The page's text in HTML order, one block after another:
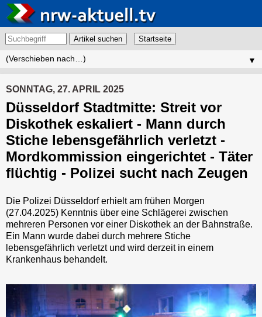
Artikel suchen
▼
SONNTAG, 27. APRIL 2025
Düsseldorf Stadtmitte: Streit vor
Diskothek eskaliert - Mann durch
Stiche lebensgefährlich verletzt -
Mordkommission eingerichtet - Täter
flüchtig - Polizei sucht nach Zeugen
Die Polizei Düsseldorf erhielt am frühen Morgen
(27.04.2025) Kenntnis über eine Schlägerei zwischen
mehreren Personen vor einer Diskothek an der Bahnstraße.
Ein Mann wurde dabei durch mehrere Stiche
lebensgefährlich verletzt und wird derzeit in einem
Krankenhaus behandelt.